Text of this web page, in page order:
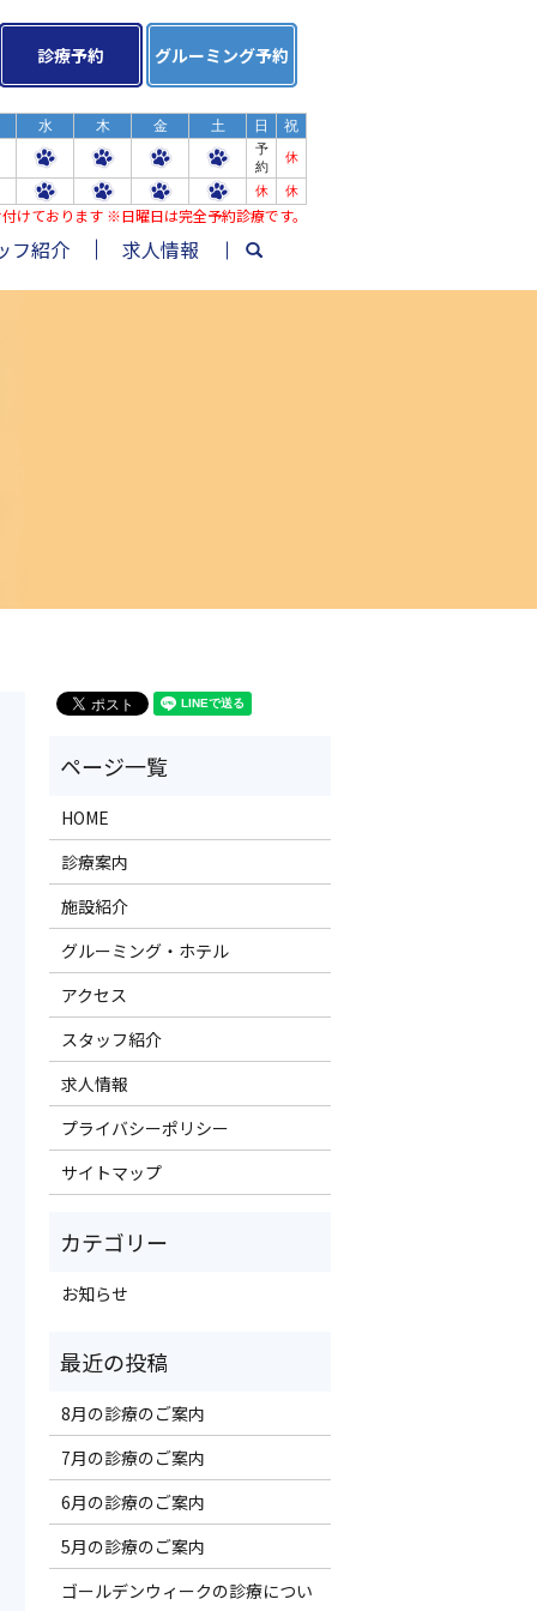
診療予約 グルーミング予約
水 木 金 土 日 祝
予
約
休
休 休
けております ※日曜日は完全予約診療です。
フ紹介 求人情報 search
HOME
診療案内
施設紹介
グルーミング・ホテル
アクセス
スタッフ紹介
求人情報
プライバシーポリシー
サイトマップ
お知らせ
8月の診療のご案内
7月の診療のご案内
6月の診療のご案内
5月の診療のご案内
ゴールデンウィークの診療につい